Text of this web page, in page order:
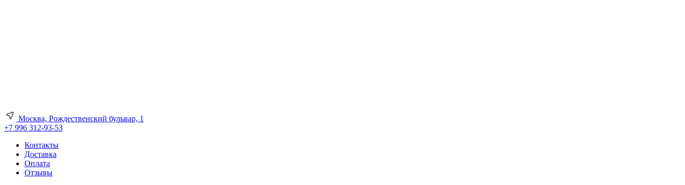
Москва, Рождественский бульвар, 1
+7 996 312-93-53
Контакты
Доставка
Оплата
Отзывы